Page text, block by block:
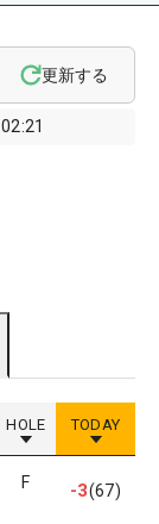
02:21
更新する
HOLE TODAY
F -3(67)